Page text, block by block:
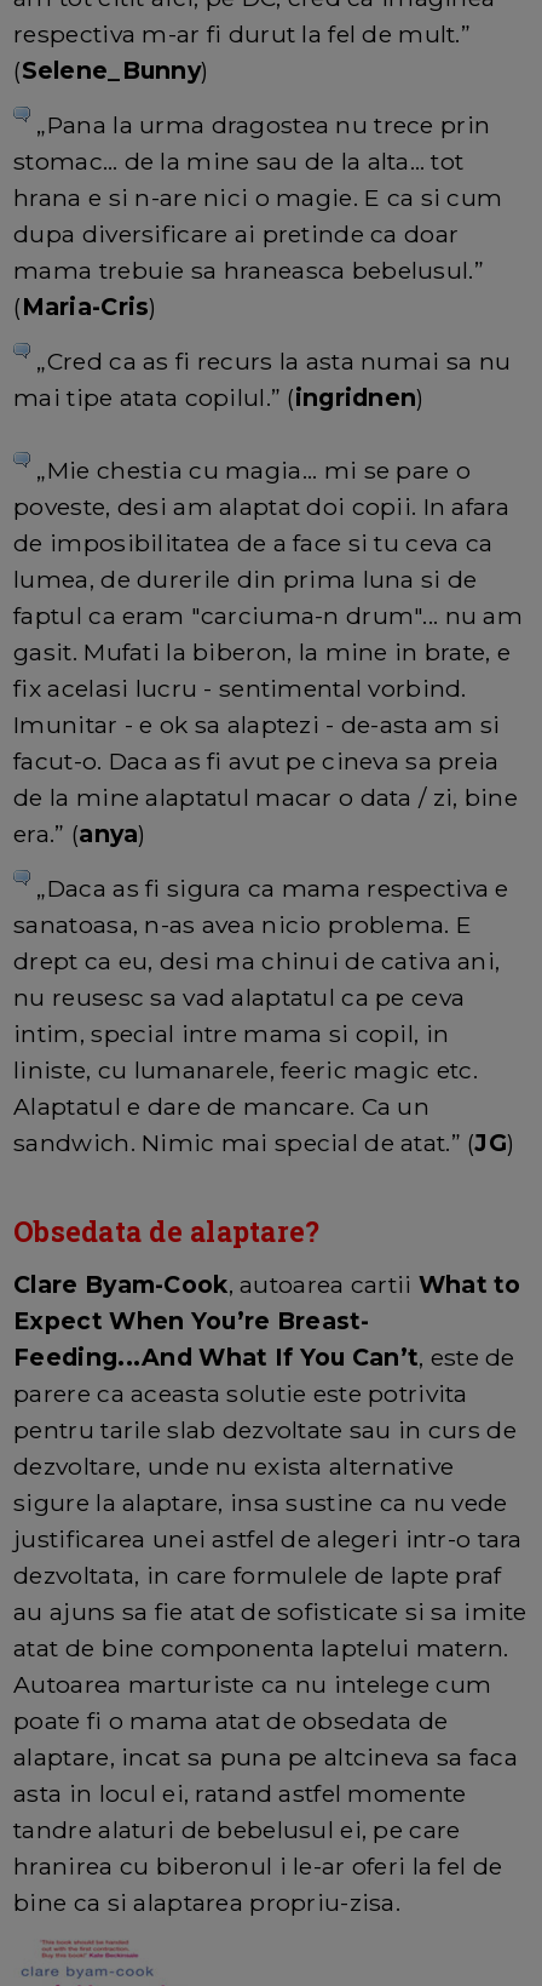
respectiva m-ar fi durut la fel de mult.”
(Selene_Bunny)
„Pana la urma dragostea nu trece prin
stomac… de la mine sau de la alta… tot
hrana e si n-are nici o magie. E ca si cum
dupa diversificare ai pretinde ca doar
mama trebuie sa hraneasca bebelusul.”
(Maria-Cris)
„Cred ca as fi recurs la asta numai sa nu
mai tipe atata copilul.” (ingridnen)
„Mie chestia cu magia... mi se pare o
poveste, desi am alaptat doi copii. In afara
de imposibilitatea de a face si tu ceva ca
lumea, de durerile din prima luna si de
faptul ca eram "carciuma-n drum"... nu am
gasit. Mufati la biberon, la mine in brate, e
fix acelasi lucru - sentimental vorbind.
Imunitar - e ok sa alaptezi - de-asta am si
facut-o. Daca as fi avut pe cineva sa preia
de la mine alaptatul macar o data / zi, bine
era.” (anya)
„Daca as fi sigura ca mama respectiva e
sanatoasa, n-as avea nicio problema. E
drept ca eu, desi ma chinui de cativa ani,
nu reusesc sa vad alaptatul ca pe ceva
intim, special intre mama si copil, in
liniste, cu lumanarele, feeric magic etc.
Alaptatul e dare de mancare. Ca un
sandwich. Nimic mai special de atat.” (JG)
Obsedata de alaptare?
Clare Byam-Cook, autoarea cartii What to
Expect When You’re Breast-
Feeding...And What If You Can’t, este de
parere ca aceasta solutie este potrivita
pentru tarile slab dezvoltate sau in curs de
dezvoltare, unde nu exista alternative
sigure la alaptare, insa sustine ca nu vede
justificarea unei astfel de alegeri intr-o tara
dezvoltata, in care formulele de lapte praf
au ajuns sa fie atat de sofisticate si sa imite
atat de bine componenta laptelui matern.
Autoarea marturiste ca nu intelege cum
poate fi o mama atat de obsedata de
alaptare, incat sa puna pe altcineva sa faca
asta in locul ei, ratand astfel momente
tandre alaturi de bebelusul ei, pe care
hranirea cu biberonul i le-ar oferi la fel de
bine ca si alaptarea propriu-zisa.